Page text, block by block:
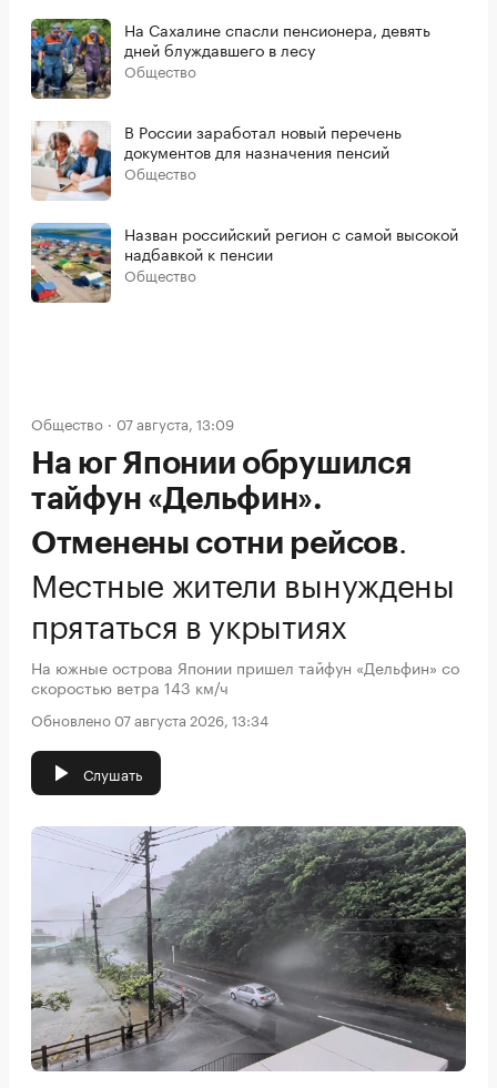
На Сахалине спасли пенсионера, девять
дней блуждавшего в лесу
Общество
В России заработал новый перечень
документов для назначения пенсий
Общество
Назван российский регион с самой высокой
надбавкой к пенсии
Общество
Общество 07 августа, 13:09
На юг Японии обрушился
тайфун «Дельфин».
Отменены сотни рейсов.
Местные жители вынуждены
прятаться в укрытиях
На южные острова Японии пришел тайфун «Дельфин» со
скоростью ветра 143 км/ч
Обновлено 07 августа 2026, 13:34
Слушать